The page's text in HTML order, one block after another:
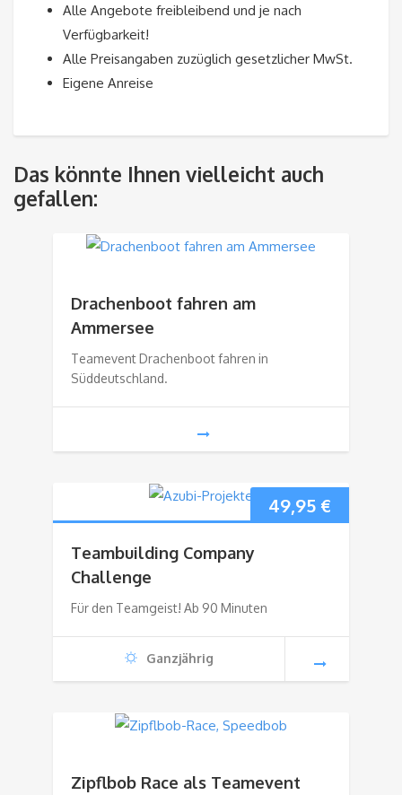
Alle Angebote freibleibend und je nach
Verfügbarkeit!
Alle Preisangaben zuzüglich gesetzlicher MwSt.
Eigene Anreise
Das könnte Ihnen vielleicht auch
gefallen:
Drachenboot fahren am
Ammersee
Teamevent Drachenboot fahren in
Süddeutschland.
49,95 €
Teambuilding Company
Challenge
Für den Teamgeist! Ab 90 Minuten
Ganzjährig
Zipflbob Race als Teamevent